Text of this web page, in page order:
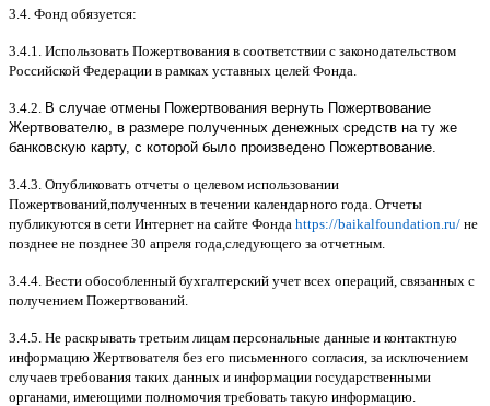
3.4. Фонд обязуется:
3.4.1. Использовать Пожертвования в соответствии с законодательством
Российской Федерации в рамках уставных целей Фонда
3.4.2. В случае отмены Пожертвования вернуть Пожертвование
Жертвователю, в размере полученных денежных средств на ту же
банковскую карту, с которой было произведено Пожертвование.
3.4.3. Опубликовать отчеты о целевом использовании
Пожертвований полученных в течении календарного года Отчеты
публикуются в сети Интернет на сайте Фонда https://baikalfoundation.ru/ не
позднее не позднее 30 апреля года следующего за отчетным
3.4.4. Вести обособленный бухгалтерский учет всех операций связанных с
получением Пожертвований
3.4.5. Не раскрывать третьим лицам персональные данные и контактную
информацию Жертвователя без его письменного согласия за исключением
случаев требования таких данных и информации государственными
органами имеющими полномочия требовать такую информацию